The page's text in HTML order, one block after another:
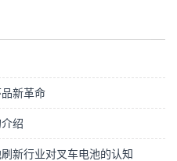
新革命
绍
新行业对叉车电池的认知